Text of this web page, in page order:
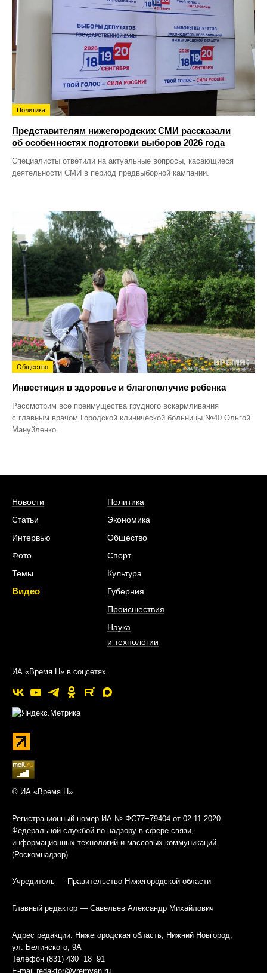
Политика
Представителям нижегородских СМИ рассказали
об особенностях подготовки выборов 2026 года
Специалисты ответили на актуальные вопросы, касающиеся
деятельности СМИ в период предвыборной кампании.
Общество
Инвестиция в здоровье и благополучие ребенка
Рассмотрим все преимущества грудного вскармливания
с главным врачом Городской клинической больницы №40 Ольгой
Мануйленко.
Новости
Статьи
Интервью
Фото
Темы
Видео
Политика
Экономика
Общество
Спорт
Культура
Губерния
Происшествия
Наука
и технологии
ИА «Время Н» в соцсетях
© ИА «Время Н»
Регистрационный номер ИА № ФС77−79404 от 02.11.2020
Федеральной службой по надзору в сфере связи,
информационных технологий и массовых коммуникаций
(Роскомнадзор)
Учредитель — Правительство Нижегородской области
Главный редактор — Савельев Александр Михайлович
Адрес редакции: Нижегородская область, Нижний Новгород,
ул. Белинского, 9А
Телефон (831) 430−18−91
E-mail redaktor@vremyan.ru